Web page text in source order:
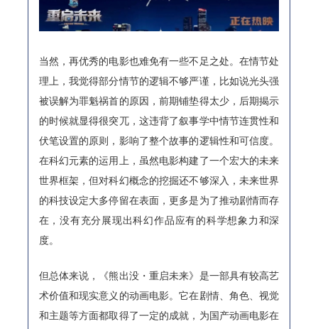
当然，再优秀的电影也难免有一些不足之处。在情节处
理上，我觉得部分情节的逻辑不够严谨，比如说光头强
被误解为罪魁祸首的原因，前期铺垫得太少，后期揭示
的时候就显得很突兀，这违背了叙事学中情节连贯性和
伏笔设置的原则，影响了整个故事的逻辑性和可信度。
在科幻元素的运用上，虽然电影构建了一个宏大的未来
世界框架，但对科幻概念的挖掘还不够深入，未来世界
的科技设定大多停留在表面，更多是为了推动剧情而存
在，没有充分展现出科幻作品应有的科学想象力和深
度。
但总体来说，《熊出没・重启未来》是一部具有较高艺
术价值和现实意义的动画电影。它在剧情、角色、视觉
和主题等方面都取得了一定的成就，为国产动画电影在